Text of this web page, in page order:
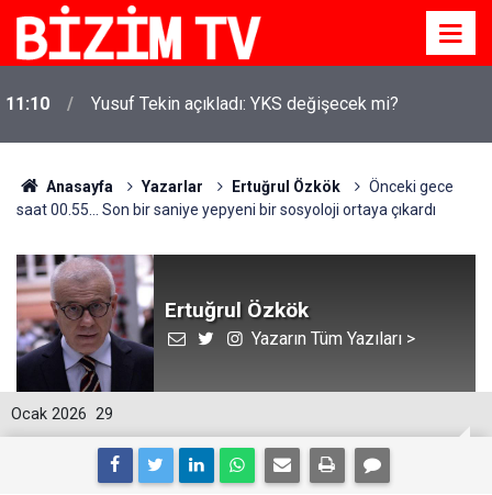
11:10 Yusuf Tekin açıkladı: YKS değişecek mi?
Anasayfa Yazarlar Ertuğrul Özkök
Önceki gece
saat 00.55… Son bir saniye yepyeni bir sosyoloji ortaya çıkardı
Ertuğrul Özkök
Yazarın Tüm Yazıları >
29
Ocak 2026